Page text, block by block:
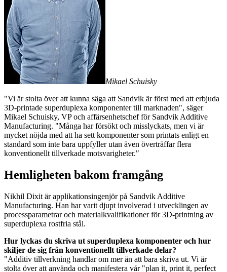
Mikael Schuisky
"Vi är stolta över att kunna säga att Sandvik är först med att erbjuda
3D-printade superduplexa komponenter till marknaden", säger
Mikael Schuisky, VP och affärsenhetschef för Sandvik Additive
Manufacturing. "Många har försökt och misslyckats, men vi är
mycket nöjda med att ha sett komponenter som printats enligt en
standard som inte bara uppfyller utan även överträffar flera
konventionellt tillverkade motsvarigheter."
Hemligheten bakom framgång
Nikhil Dixit är applikationsingenjör på Sandvik Additive
Manufacturing. Han har varit djupt involverad i utvecklingen av
processparametrar och materialkvalifikationer för 3D-printning av
superduplexa rostfria stål.
Hur lyckas du skriva ut superduplexa komponenter och hur
skiljer de sig från konventionellt tillverkade delar?
"Additiv tillverkning handlar om mer än att bara skriva ut. Vi är
stolta över att använda och manifestera vår "plan it, print it, perfect